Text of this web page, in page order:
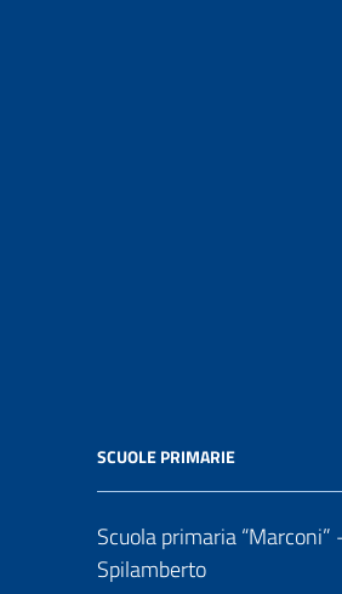
SCUOLE PRIMARIE
Scuola primaria “Marconi”
Spilamberto